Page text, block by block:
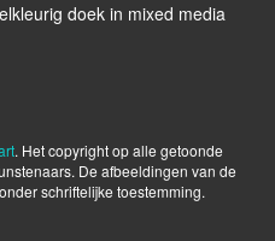
doek in mixed media
. Het copyright op alle getoonde
De afbeeldingen van de
schriftelijke toestemming.